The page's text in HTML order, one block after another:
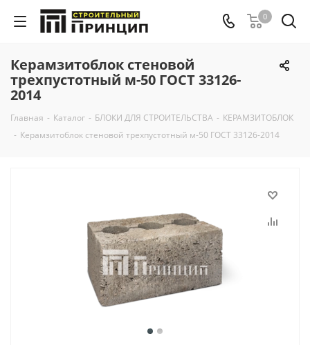
0
Керамзитоблок стеновой
трехпустотный м-50 ГОСТ 33126-
2014
Главная - Каталог - БЛОКИ ДЛЯ СТРОИТЕЛЬСТВА - КЕРАМЗИТОБЛОК
- Керамзитоблок стеновой трехпустотный м-50 ГОСТ 33126-2014